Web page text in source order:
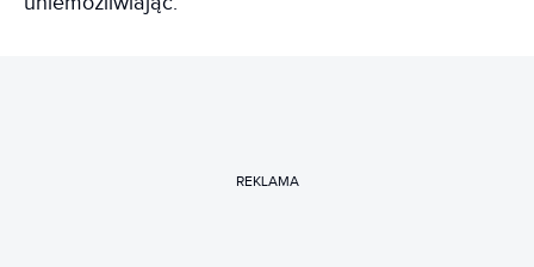
REKLAMA